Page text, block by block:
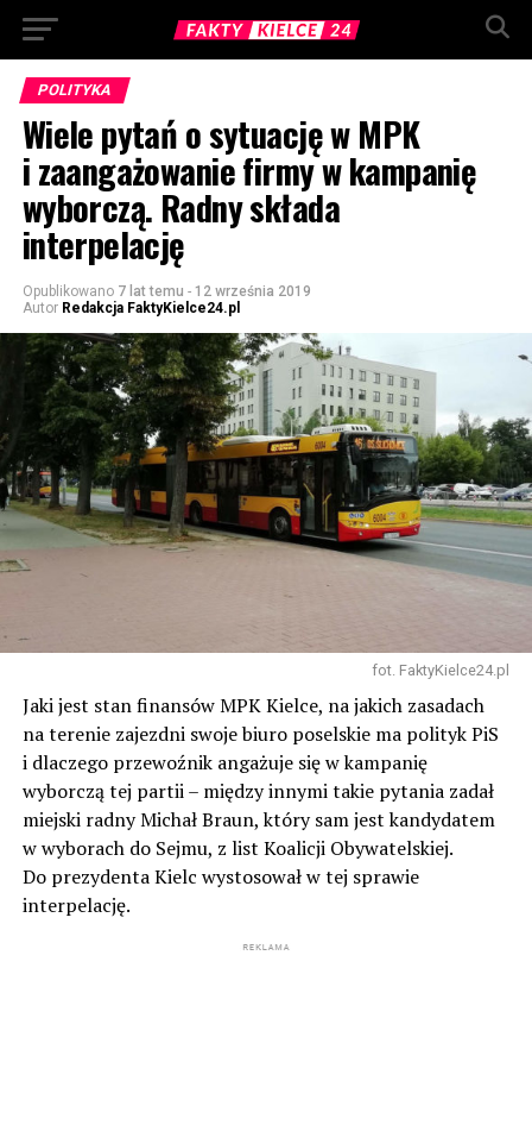
POLITYKA
Wiele pytań o sytuację w MPK
i zaangażowanie firmy w kampanię
wyborczą. Radny składa
interpelację
Opublikowano 7 lat temu - 12 września 2019
Autor Redakcja FaktyKielce24.pl
fot. FaktyKielce24.pl
Jaki jest stan finansów MPK Kielce, na jakich zasadach
na terenie zajezdni swoje biuro poselskie ma polityk PiS
i dlaczego przewoźnik angażuje się w kampanię
wyborczą tej partii – między innymi takie pytania zadał
miejski radny Michał Braun, który sam jest kandydatem
w wyborach do Sejmu, z list Koalicji Obywatelskiej.
Do prezydenta Kielc wystosował w tej sprawie
interpelację.